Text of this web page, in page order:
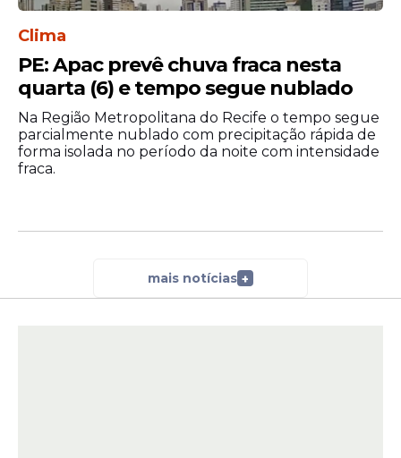
Clima
PE: Apac prevê chuva fraca nesta
quarta (6) e tempo segue nublado
Na Região Metropolitana do Recife o tempo segue
parcialmente nublado com precipitação rápida de
forma isolada no período da noite com intensidade
fraca.
mais notícias +